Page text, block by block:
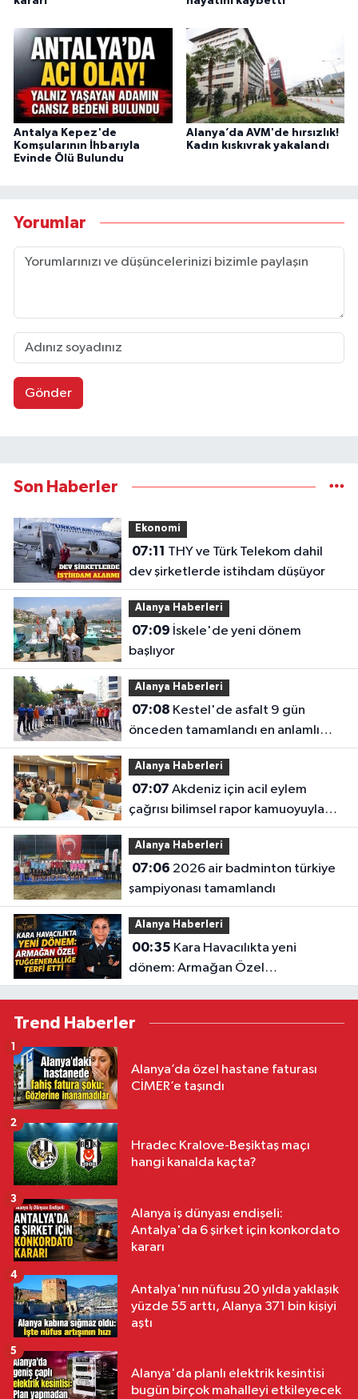
Antalya Kepez'de
Komşularının İhbarıyla
Evinde Ölü Bulundu
Alanya’da AVM'de hırsızlık!
Kadın kıskıvrak yakalandı
Yorumlar
Gönder
Son Haberler
Ekonomi
07:11
dev şirketlerde istihdam düşüyor
Alanya Haberleri
07:09
başlıyor
Alanya Haberleri
07:08
önceden tamamlandı en anlamlı
teşekkür iş makinesinin üzerine
bırakıldı
Alanya Haberleri
07:07
çağrısı bilimsel rapor kamuoyuyla
paylaşıldı: "akdeniz'i korumak
zorundayız"
Alanya Haberleri
07:06
şampiyonası tamamlandı
Alanya Haberleri
00:35
dönem: Armağan Özel
Tuğgeneralliğe terfi etti
Trend Haberler
Alanya’da özel hastane faturası
CİMER’e taşındı
1
Hradec Kralove-Beşiktaş maçı
hangi kanalda kaçta?
2
Alanya iş dünyası endişeli:
Antalya'da 6 şirket için konkordato
kararı
3
Antalya'nın nüfusu 20 yılda yaklaşık
yüzde 55 arttı, Alanya 371 bin kişiyi
aştı
4
Alanya'da planlı elektrik kesintisi
bugün birçok mahalleyi etkileyecek
5